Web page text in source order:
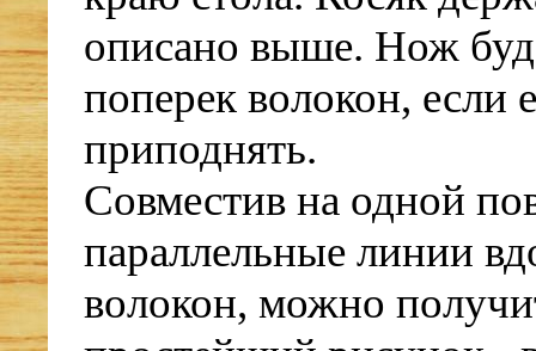
описано выше. Нож
поперек волокон, если
приподнять.
Совместив на одной
параллельные линии
волокон, можно